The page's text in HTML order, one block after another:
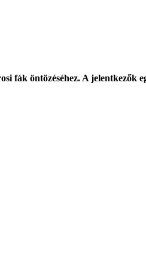
fák öntözéséhez. A jelentkezők